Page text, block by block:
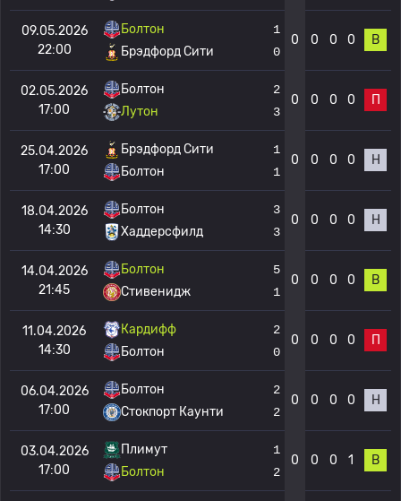
09.05.2026
22:00
Болтон
Брэдфорд Сити
1
0
0 0 0 0 В
02.05.2026
17:00
Болтон
Лутон
2
3
0 0 0 0 П
25.04.2026
17:00
Брэдфорд Сити
Болтон
1
1
0 0 0 0 Н
18.04.2026
14:30
Болтон
Хаддерсфилд
3
3
0 0 0 0 Н
14.04.2026
21:45
Болтон
Стивенидж
5
1
0 0 0 0 В
11.04.2026
14:30
Кардифф
Болтон
2
0
0 0 0 0 П
06.04.2026
17:00
Болтон
Стокпорт Каунти
2
2
0 0 0 0 Н
03.04.2026
17:00
Плимут
Болтон
1
2
0 0 0 1 В